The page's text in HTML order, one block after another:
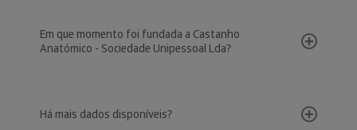
Em que momento foi fundada a Castanho
Anatómico - Sociedade Unipessoal Lda?
Há mais dados disponíveis?